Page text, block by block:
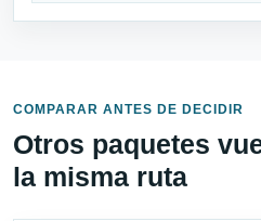
COMPARAR ANTES DE DECIDIR
Otros paquetes
la misma ruta